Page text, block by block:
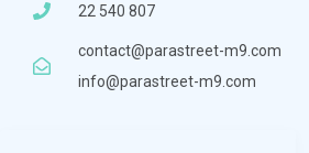
22 540 807
contact@parastreet-m9.com
info@parastreet-m9.com